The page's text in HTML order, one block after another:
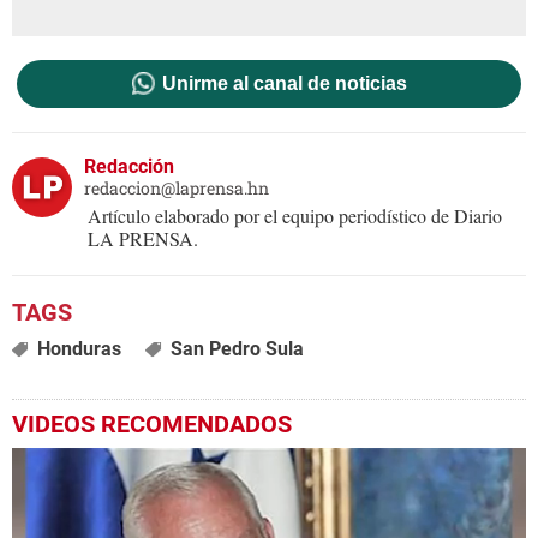
Unirme al canal de noticias
Redacción
redaccion@laprensa.hn
Artículo elaborado por el equipo periodístico de Diario
LA PRENSA.
Honduras San Pedro Sula
VIDEOS RECOMENDADOS